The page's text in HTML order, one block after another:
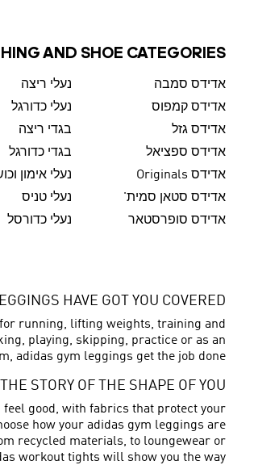
AND SHOE CATEGORIES
אדידס סמבה נעלי ריצה
אדידס קמפוס
נעלי כדורגל
אדידס גזל
בגדי ריצה
אדידס ספציאל
בגדי כדורגל
אדידס Originals
נעלי אימון
אדידס סטאן סמית'
נעלי טניס
אדידס סופרסטאר
נעלי כדורסל
HAVE GOT YOU COVERED
running, lifting weights, training and
playing, skipping, practice or as an
adidas gym leggings get the job done.
STORY OF THE SHAPE OF YOU
feel good, with fabrics that protect your
how your adidas gym leggings are
recycled materials, to loungewear or
workout tights will show you the way.